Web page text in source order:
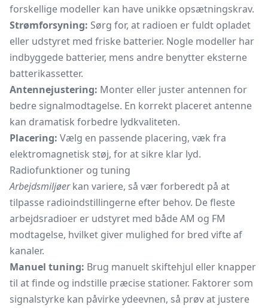
forskellige modeller kan have unikke opsætningskrav.
Strømforsyning: Sørg for, at radioen er fuldt opladet
eller udstyret med friske batterier. Nogle modeller har
indbyggede batterier, mens andre benytter eksterne
batterikassetter.
Antennejustering: Monter eller juster antennen for
bedre signalmodtagelse. En korrekt placeret antenne
kan dramatisk forbedre lydkvaliteten.
Placering: Vælg en passende placering, væk fra
elektromagnetisk støj, for at sikre klar lyd.
Radiofunktioner og tuning
Arbejdsmiljøerkan variere, så vær forberedt på at
tilpasse radioindstillingerne efter behov. De fleste
arbejdsradioer er udstyret med både AM og FM
modtagelse, hvilket giver mulighed for bred vifte af
kanaler.
Manuel tuning: Brug manuelt skiftehjul eller knapper
til at finde og indstille præcise stationer. Faktorer som
signalstyrke kan påvirke ydeevnen, så prøv at justere